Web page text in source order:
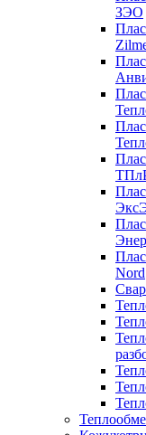
ЗЭО
Nord